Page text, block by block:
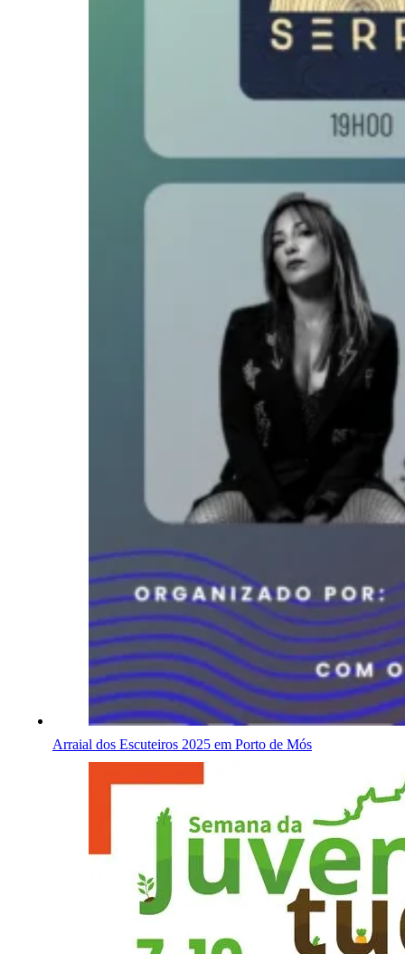
Arraial dos Escuteiros 2025 em Porto de Mós